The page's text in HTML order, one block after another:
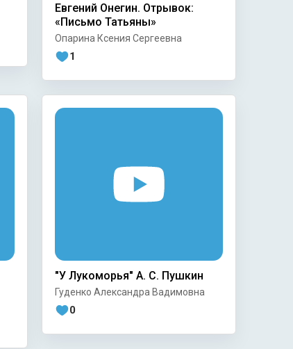
Евгений Онегин. Отрывок:
«Письмо Татьяны»
Опарина Ксения Сергеевна
1
"У Лукоморья" А. С. Пушкин
Гуденко Александра Вадимовна
0